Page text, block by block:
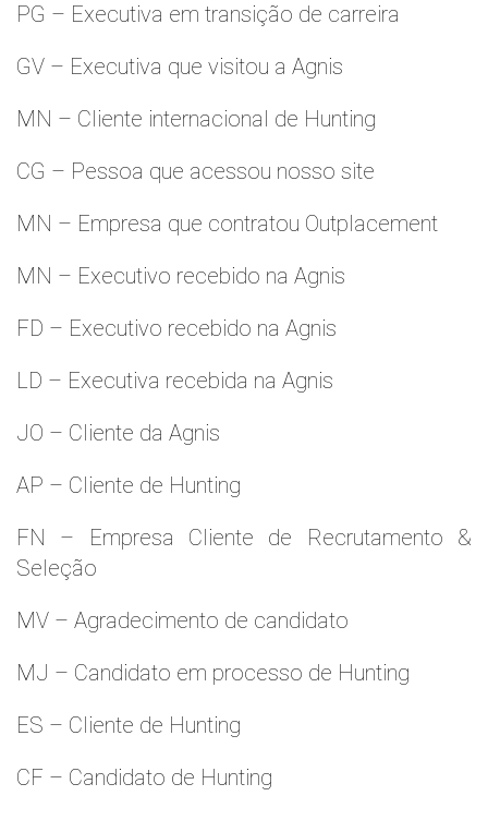
PG – Executiva em transição de carreira
GV – Executiva que visitou a Agnis
MN – Cliente internacional de Hunting
CG – Pessoa que acessou nosso site
MN – Empresa que contratou Outplacement
MN – Executivo recebido na Agnis
FD – Executivo recebido na Agnis
LD – Executiva recebida na Agnis
JO – Cliente da Agnis
AP – Cliente de Hunting
FN – Empresa Cliente de Recrutamento &
Seleção
MV – Agradecimento de candidato
MJ – Candidato em processo de Hunting
ES – Cliente de Hunting
CF – Candidato de Hunting